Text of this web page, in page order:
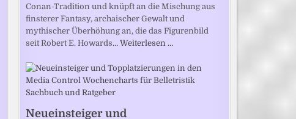
Conan-Tradition und knüpft an die Mischung aus
finsterer Fantasy, archaischer Gewalt und
mythischer Überhöhung an, die das Figurenbild
seit Robert E. Howards… Weiterlesen …
Neueinsteiger und